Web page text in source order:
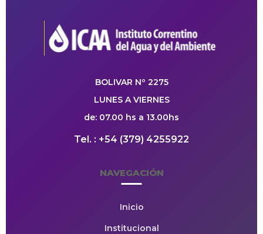
BOLIVAR Nº 2275
LUNES A VIERNES
de: 07.00 hs a 13.00hs
Tel. : +54 (379) 4255922
NAVEGACIÓN
Inicio
Institucional